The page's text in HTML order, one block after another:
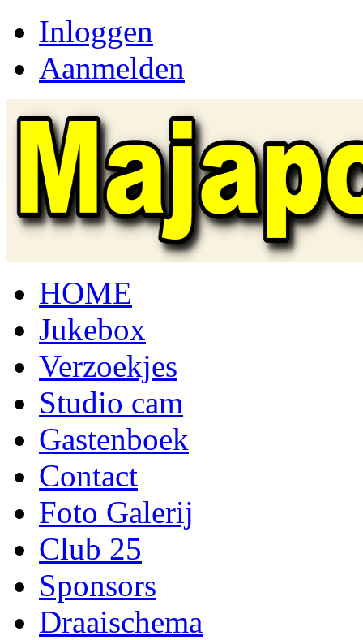
Inloggen
Aanmelden
HOME
Jukebox
Verzoekjes
Studio cam
Gastenboek
Contact
Foto Galerij
Club 25
Sponsors
Draaischema